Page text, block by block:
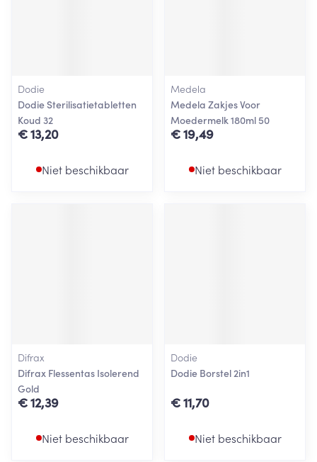
Dodie
Dodie Sterilisatietabletten
Koud 32
€ 13,20
Niet beschikbaar
Medela
Medela Zakjes Voor
Moedermelk 180ml 50
€ 19,49
Niet beschikbaar
Difrax
Difrax Flessentas Isolerend
Gold
€ 12,39
Niet beschikbaar
Dodie
Dodie Borstel 2in1
€ 11,70
Niet beschikbaar